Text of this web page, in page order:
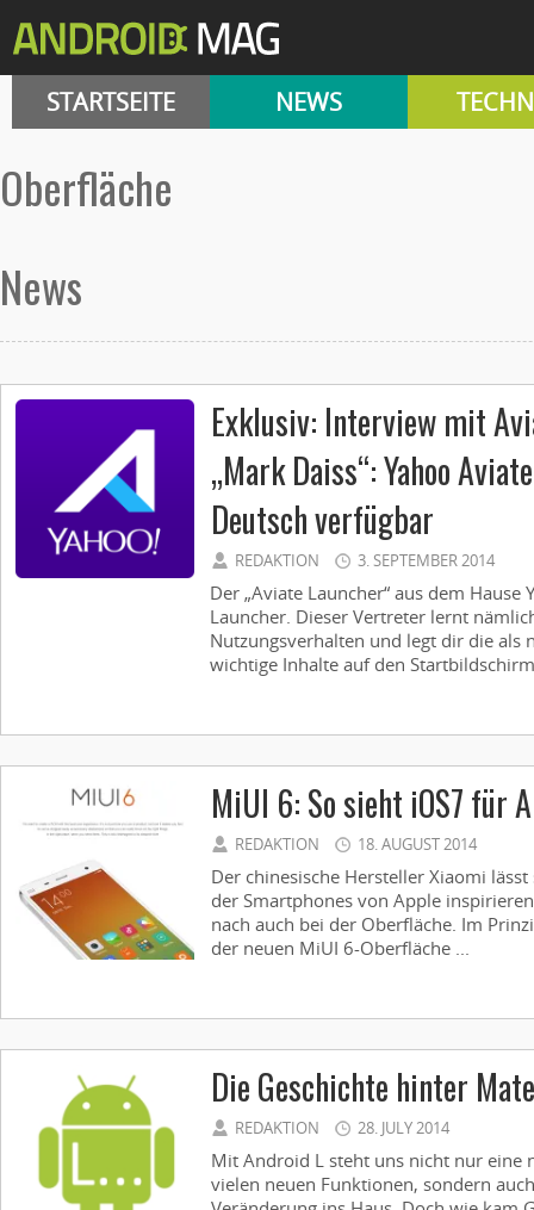
STARTSEITE NEWS
Oberfläche
News
Exklusiv: Interview mit
„Mark Daiss“: Yahoo
Deutsch verfügbar
REDAKTION 3. SEPTEMBER 2014
Der „Aviate Launcher“ aus dem
Launcher. Dieser Vertreter lernt
Nutzungsverhalten und legt dir die als
wichtige Inhalte auf den
MiUI 6: So sieht iOS7 für
REDAKTION 18. AUGUST 2014
Der chinesische Hersteller Xiaomi
der Smartphones von Apple
nach auch bei der Oberfläche. Im
der neuen MiUI 6-Oberfläche ...
Die Geschichte hinter
REDAKTION 28. JULY 2014
Mit Android L steht uns nicht nur eine
vielen neuen Funktionen, sondern